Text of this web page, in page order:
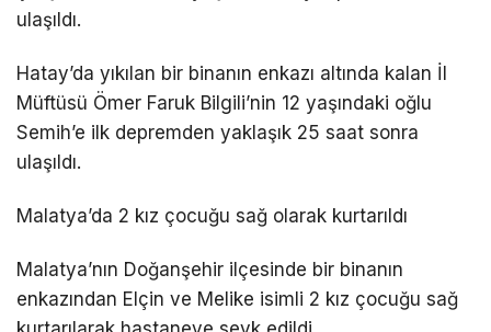
ulaşıldı.
Hatay’da yıkılan bir binanın enkazı altında kalan İl
Müftüsü Ömer Faruk Bilgili’nin 12 yaşındaki oğlu
Semih’e ilk depremden yaklaşık 25 saat sonra
ulaşıldı.
Malatya’da 2 kız çocuğu sağ olarak kurtarıldı
Malatya’nın Doğanşehir ilçesinde bir binanın
enkazından Elçin ve Melike isimli 2 kız çocuğu sağ